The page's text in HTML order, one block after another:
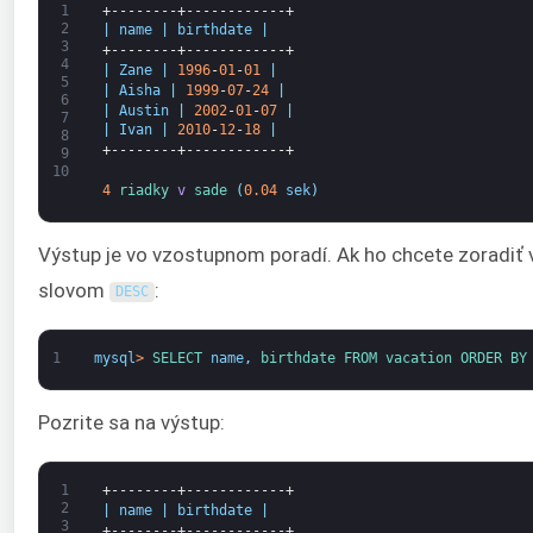
1
2
3
4
5
6
7
8
9
10
+--------+------------+
name birthdate
+--------+------------+
Zane 1996-01-01
Aisha 1999-07-24
Austin 2002 -01 -07
Ivan 2010-12-18
+--------+------------+
4 riadky v sade (0.04 sek)
Výstup je vo vzostupnom poradí. Ak ho chcete
slovom
DESC :
1 mysql> SELECT name, birthdate FROM vacation ORDER
Pozrite sa na výstup:
1
2
3
+--------+------------+
name birthdate